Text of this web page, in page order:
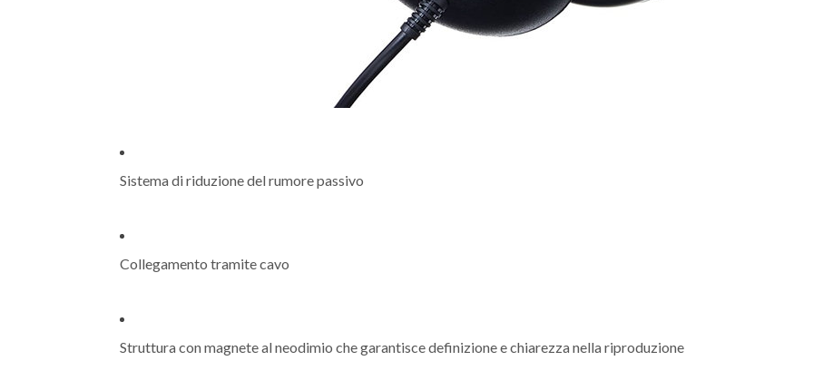
Sistema di riduzione del rumore passivo
Collegamento tramite cavo
Struttura con magnete al neodimio che garantisce definizione e chiarezza nella riproduzione